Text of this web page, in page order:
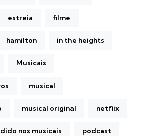
estreia filme
hamilton in the heights
Musicais
musical
musical original netflix
nos musicais podcast